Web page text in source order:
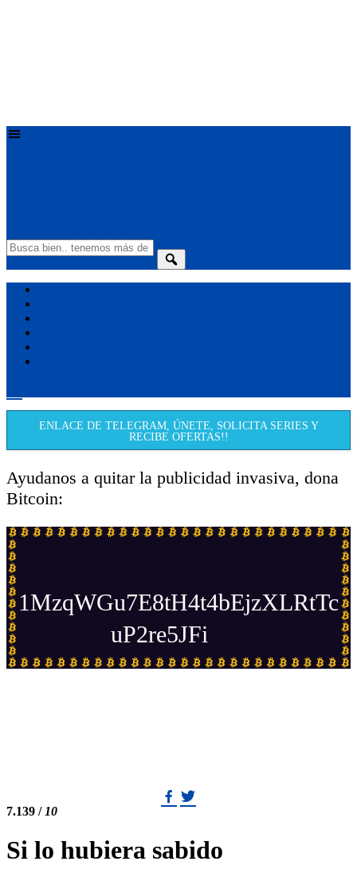
ENLACE DE TELEGRAM, ÚNETE, SOLICITA SERIES Y
RECIBE OFERTAS!!
Ayudanos a quitar la publicidad invasiva, dona
Bitcoin:
1MzqWGu7E8tH4t4bEjzXLRtTc
uP2re5JFi
7.139 / 10
Si lo hubiera sabido